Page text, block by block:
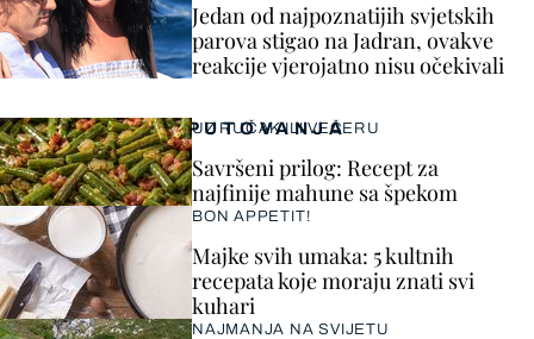
Jedan od najpoznatijih svjetskih
parova stigao na Jadran, ovakve
reakcije vjerojatno nisu očekivali
PUTOVANJA
UZ RUČAK ILI VEČERU
Savršeni prilog: Recept za
najfinije mahune sa špekom
BON APPETIT!
Majke svih umaka: 5 kultnih
recepata koje moraju znati svi
kuhari
NAJMANJA NA SVIJETU